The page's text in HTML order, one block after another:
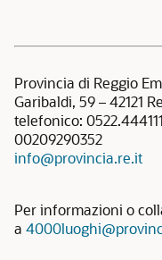
Provincia di Reggio
Garibaldi, 59 – 42121
telefonico:
00209290352
info@provincia.re.it
Per informazioni o
a